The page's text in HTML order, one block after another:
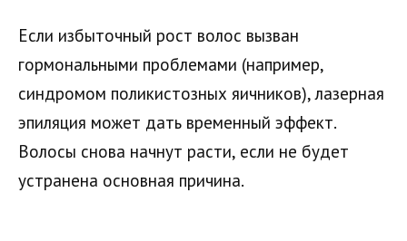
Если избыточный рост волос вызван
гормональными проблемами (например,
синдромом поликистозных яичников), лазерная
эпиляция может дать временный эффект.
Волосы снова начнут расти, если не будет
устранена основная причина.